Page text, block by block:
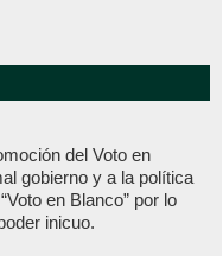
del Voto en
gobierno y a la política
en Blanco” por lo
inicuo.